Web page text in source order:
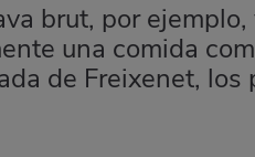
brut, por ejemplo,
una comida
de Freixenet, los